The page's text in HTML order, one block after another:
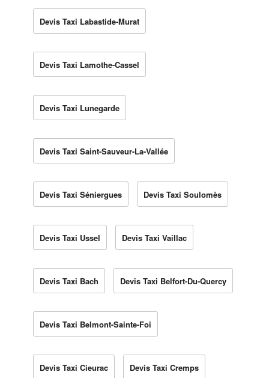
Devis Taxi Labastide-Murat
Devis Taxi Lamothe-Cassel
Devis Taxi Lunegarde
Devis Taxi Saint-Sauveur-La-Vallée
Devis Taxi Séniergues Devis Taxi Soulomès
Devis Taxi Ussel Devis Taxi Vaillac
Devis Taxi Bach Devis Taxi Belfort-Du-Quercy
Devis Taxi Belmont-Sainte-Foi
Devis Taxi Cieurac Devis Taxi Cremps